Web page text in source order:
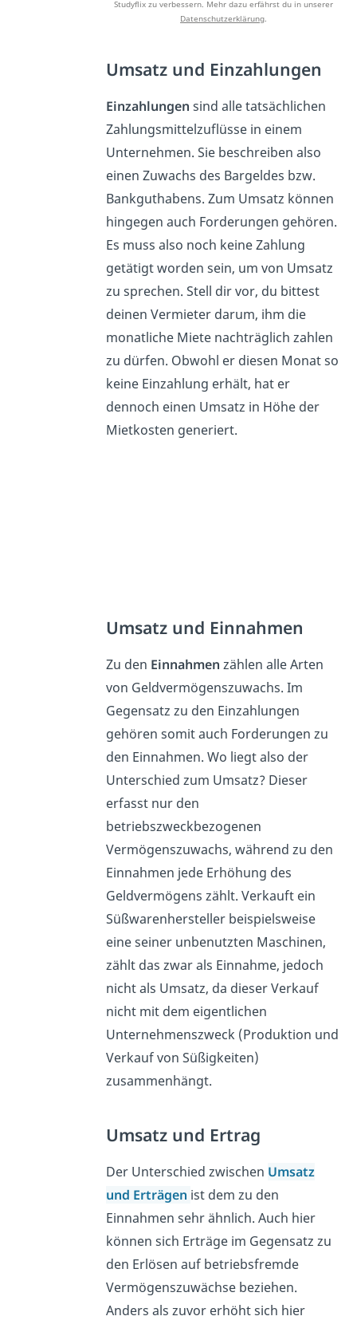
Studyflix zu verbessern. Mehr dazu erfährst du in unserer
Datenschutzerklärung.
Umsatz und Einzahlungen
Einzahlungen sind alle tatsächlichen
Zahlungsmittelzuflüsse in einem
Unternehmen. Sie beschreiben also
einen Zuwachs des Bargeldes bzw.
Bankguthabens. Zum Umsatz können
hingegen auch Forderungen gehören.
Es muss also noch keine Zahlung
getätigt worden sein, um von Umsatz
zu sprechen. Stell dir vor, du bittest
deinen Vermieter darum, ihm die
monatliche Miete nachträglich zahlen
zu dürfen. Obwohl er diesen Monat so
keine Einzahlung erhält, hat er
dennoch einen Umsatz in Höhe der
Mietkosten generiert.
Umsatz und Einnahmen
Zu den Einnahmen zählen alle Arten
von Geldvermögenszuwachs. Im
Gegensatz zu den Einzahlungen
gehören somit auch Forderungen zu
den Einnahmen. Wo liegt also der
Unterschied zum Umsatz? Dieser
erfasst nur den
betriebszweckbezogenen
Vermögenszuwachs, während zu den
Einnahmen jede Erhöhung des
Geldvermögens zählt. Verkauft ein
Süßwarenhersteller beispielsweise
eine seiner unbenutzten Maschinen,
zählt das zwar als Einnahme, jedoch
nicht als Umsatz, da dieser Verkauf
nicht mit dem eigentlichen
Unternehmenszweck (Produktion und
Verkauf von Süßigkeiten)
zusammenhängt.
Umsatz und Ertrag
Der Unterschied zwischen Umsatz
und Erträgen ist dem zu den
Einnahmen sehr ähnlich. Auch hier
können sich Erträge im Gegensatz zu
den Erlösen auf betriebsfremde
Vermögenszuwächse beziehen.
Anders als zuvor erhöht sich hier